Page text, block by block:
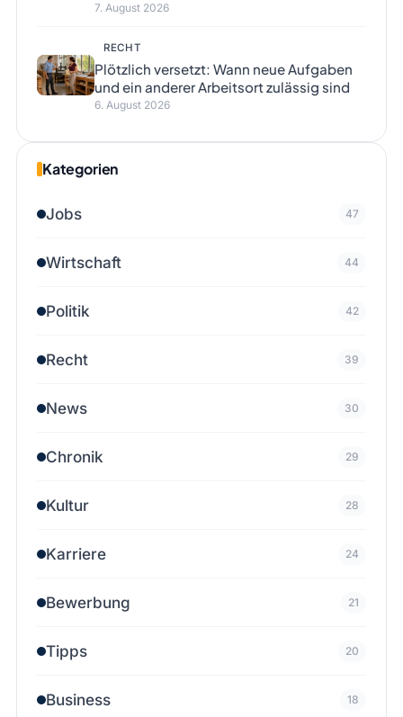
7. August 2026
RECHT
Plötzlich versetzt: Wann neue Aufgaben
und ein anderer Arbeitsort zulässig sind
6. August 2026
Kategorien
Jobs 47
Wirtschaft 44
Politik 42
Recht 39
News 30
Chronik 29
Kultur 28
Karriere 24
Bewerbung 21
Tipps 20
Business 18